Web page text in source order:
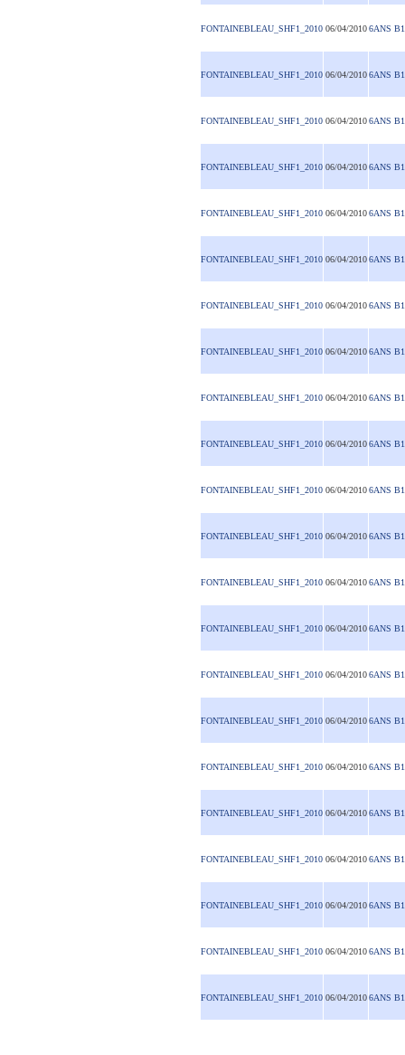
FONTAINEBLEAU_SHF1_2010 06/04/2010 6ANS B1
FONTAINEBLEAU_SHF1_2010 06/04/2010 6ANS B1
FONTAINEBLEAU_SHF1_2010 06/04/2010 6ANS B1
FONTAINEBLEAU_SHF1_2010 06/04/2010 6ANS B1
FONTAINEBLEAU_SHF1_2010 06/04/2010 6ANS B1
FONTAINEBLEAU_SHF1_2010 06/04/2010 6ANS B1
FONTAINEBLEAU_SHF1_2010 06/04/2010 6ANS B1
FONTAINEBLEAU_SHF1_2010 06/04/2010 6ANS B1
FONTAINEBLEAU_SHF1_2010 06/04/2010 6ANS B1
FONTAINEBLEAU_SHF1_2010 06/04/2010 6ANS B1
FONTAINEBLEAU_SHF1_2010 06/04/2010 6ANS B1
FONTAINEBLEAU_SHF1_2010 06/04/2010 6ANS B1
FONTAINEBLEAU_SHF1_2010 06/04/2010 6ANS B1
FONTAINEBLEAU_SHF1_2010 06/04/2010 6ANS B1
FONTAINEBLEAU_SHF1_2010 06/04/2010 6ANS B1
FONTAINEBLEAU_SHF1_2010 06/04/2010 6ANS B1
FONTAINEBLEAU_SHF1_2010 06/04/2010 6ANS B1
FONTAINEBLEAU_SHF1_2010 06/04/2010 6ANS B1
FONTAINEBLEAU_SHF1_2010 06/04/2010 6ANS B1
FONTAINEBLEAU_SHF1_2010 06/04/2010 6ANS B1
FONTAINEBLEAU_SHF1_2010 06/04/2010 6ANS B1
FONTAINEBLEAU_SHF1_2010 06/04/2010 6ANS B1